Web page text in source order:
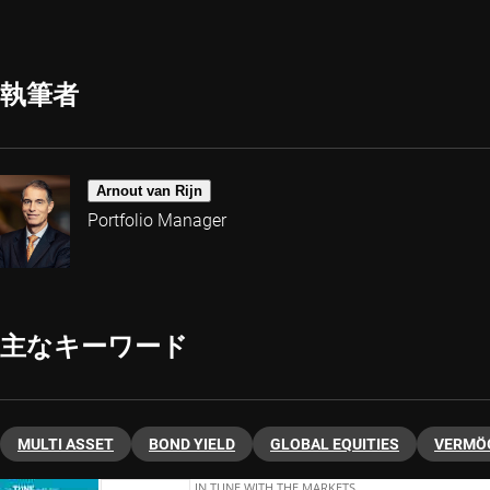
執筆者
Arnout van Rijn
Portfolio Manager
主なキーワード
MULTI ASSET BOND YIELD GLOBAL EQUITIES